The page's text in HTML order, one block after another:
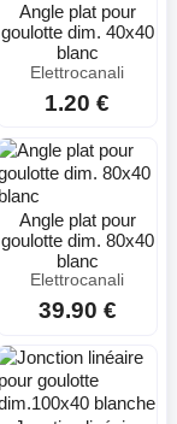
Angle plat pour
goulotte dim. 40x40
blanc
Elettrocanali
1.20 €
Angle plat pour
goulotte dim. 80x40
blanc
Elettrocanali
39.90 €